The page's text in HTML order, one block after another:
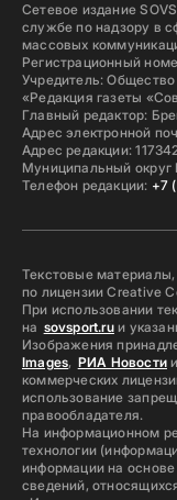
Сетевое издание
службе по надзору в
массовых
Регистрационный
Учредитель:
«Редакция газеты
Главный редактор:
Адрес электронной
Адрес редакции:
Муниципальный округ
Телефон редакции: +7
Текстовые
по лицензии Creative
При использовании
на sovsport.ruи
Изображения
Images, РИА Новости
коммерческих
использование
правообладателя.
На информационном
технологии
информации на
сведений,